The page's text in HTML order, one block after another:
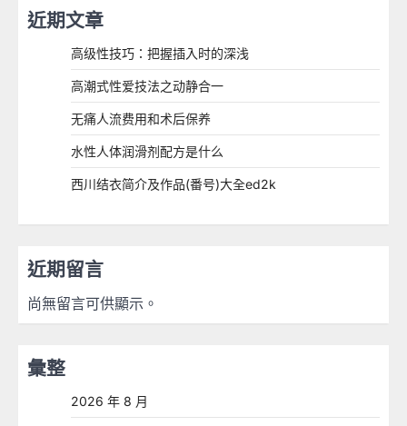
近期文章
高级性技巧：把握插入时的深浅
高潮式性爱技法之动静合一
无痛人流费用和术后保养
水性人体润滑剂配方是什么
西川结衣简介及作品(番号)大全ed2k
近期留言
尚無留言可供顯示。
彙整
2026 年 8 月